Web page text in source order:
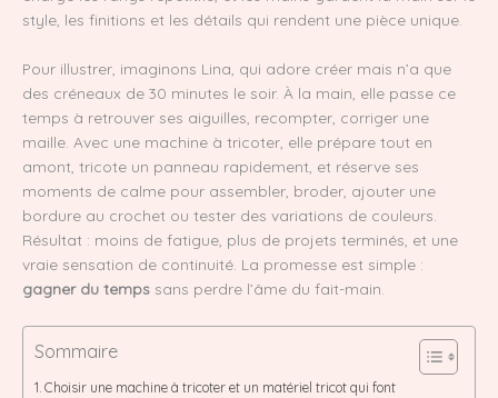
style, les finitions et les détails qui rendent une pièce unique.
Pour illustrer, imaginons Lina, qui adore créer mais n’a que
des créneaux de 30 minutes le soir. À la main, elle passe ce
temps à retrouver ses aiguilles, recompter, corriger une
maille. Avec une machine à tricoter, elle prépare tout en
amont, tricote un panneau rapidement, et réserve ses
moments de calme pour assembler, broder, ajouter une
bordure au crochet ou tester des variations de couleurs.
Résultat : moins de fatigue, plus de projets terminés, et une
vraie sensation de continuité. La promesse est simple :
gagner du temps sans perdre l’âme du fait-main.
Sommaire
Choisir une machine à tricoter et un matériel tricot qui font